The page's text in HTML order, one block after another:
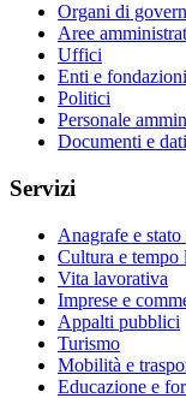
Organi di
Aree
Uffici
Enti e fondazioni
Politici
Personale
Documenti e dati
Servizi
Anagrafe e
Cultura e tempo
Vita lavorativa
Imprese e
Appalti pubblici
Turismo
Mobilità e
Educazione e